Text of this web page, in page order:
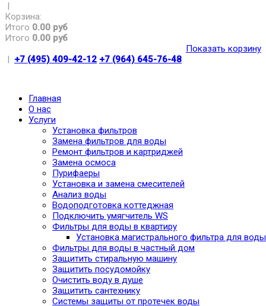
|
Корзина:
Итого 0.00 руб
Итого 0.00 руб
Показать корзину
| +7 (495) 409-42-12 +7 (964) 645-76-48
Главная
О нас
Услуги
Установка фильтров
Замена фильтров для воды
Ремонт фильтров и картриджей
Замена осмоса
Пурифаеры
Установка и замена смесителей
Анализ воды
Водоподготовка коттеджная
Подключить умягчитель WS
Фильтры для воды в квартиру
Установка магистрального фильтра для воды
Фильтры для воды в частный дом
Защитить стиральную машину
Защитить посудомойку
Очистить воду в душе
Защитить сантехнику
Системы защиты от протечек воды